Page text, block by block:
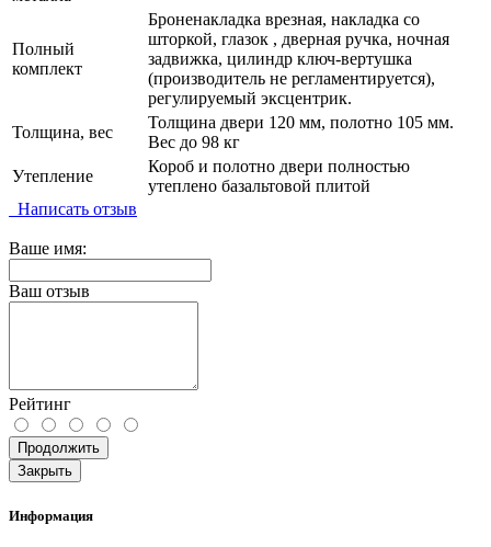
Полный
комплект
Броненакладка врезная, накладка со
шторкой, глазок , дверная ручка, ночная
задвижка, цилиндр ключ-вертушка
(производитель не регламентируется),
регулируемый эксцентрик.
Толщина, вес
Толщина двери 120 мм, полотно 105 мм.
Вес до 98 кг
Утепление
Короб и полотно двери полностью
утеплено базальтовой плитой
Написать отзыв
Ваше имя:
Ваш отзыв
Рейтинг
Продолжить
Закрыть
Информация